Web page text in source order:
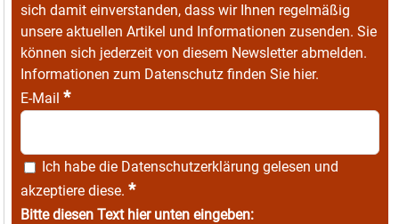
sich damit einverstanden, dass wir Ihnen regelmäßig
unsere aktuellen Artikel und Informationen zusenden. Sie
können sich jederzeit von diesem Newsletter abmelden.
Informationen zum Datenschutz finden Sie hier.
E-Mail *
Ich habe die Datenschutzerklärung gelesen und
akzeptiere diese. *
Bitte diesen Text hier unten eingeben: